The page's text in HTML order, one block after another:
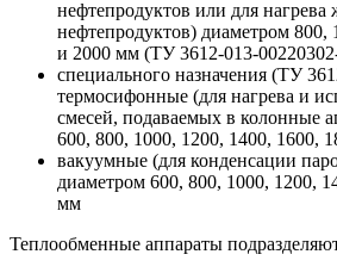
нефтепродуктов или для нагрева
нефтепродуктов) диаметром 800,
и 2000 мм (ТУ 3612-013-
специального назначения (ТУ
термосифонные (для нагрева и
смесей, подаваемых в колонные
600, 800, 1000, 1200, 1400, 1600,
вакуумные (для конденсации
диаметром 600, 800, 1000, 1200,
мм
Теплообменные аппараты